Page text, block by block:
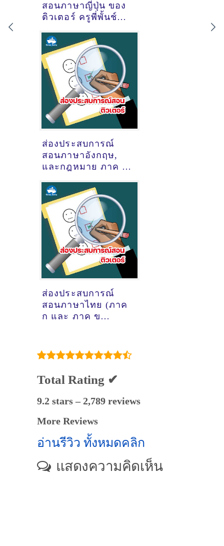
สอนภาษาญี่ปุ่น ของ
ติวเตอร์ ครูพี่พั้นช์
โคตร์ @ออนไลน์
ส่องประสบการณ์
สอนภาษาอังกฤษ,
และกฎหมาย ภาค ก
สำนักงานปลัด
กระทรวง
สาธารณสุข) ของ
ติวเตอร์ ครูพี่ธิป นาย
ธิบดิ์ เซซัง
@ออนไลน์
ส่องประสบการณ์
สอนภาษาไทย (ภาค
ก และ ภาค ข
สาธารณสุข) ของ
ติวเตอร์ ครูพี่หลุยส์
นายสิทธิพล ภิรมย์
นาค @ออนไลน์
Total Rating ✔
9.2 stars – 2,789 reviews
More Reviews
อ่านรีวิว ทั้งหมดคลิก
แสดงความคิดเห็น